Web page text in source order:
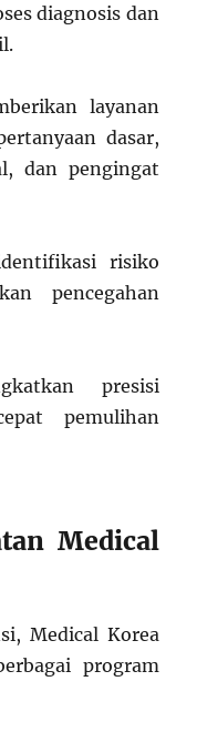
diagnosis dan
layanan
dasar,
dan pengingat
risiko
pencegahan
presisi
pemulihan
Medical
Medical Korea
program